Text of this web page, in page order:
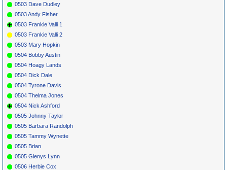
0503 Dave Dudley
0503 Andy Fisher
0503 Frankie Valli 1
0503 Frankie Valli 2
0503 Mary Hopkin
0504 Bobby Austin
0504 Hoagy Lands
0504 Dick Dale
0504 Tyrone Davis
0504 Thelma Jones
0504 Nick Ashford
0505 Johnny Taylor
0505 Barbara Randolph
0505 Tammy Wynette
0505 Brian
0505 Glenys Lynn
0506 Herbie Cox